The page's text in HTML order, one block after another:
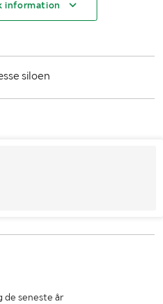
information
siloen
de seneste år